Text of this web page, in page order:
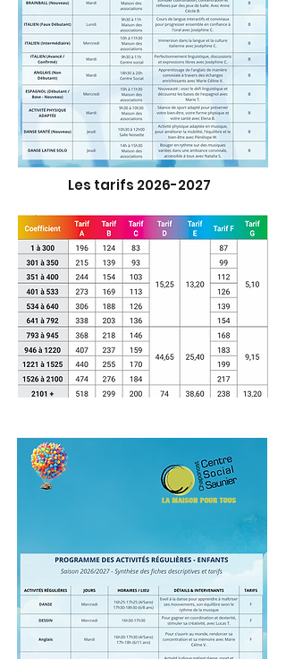
Les tarifs 2026-2027